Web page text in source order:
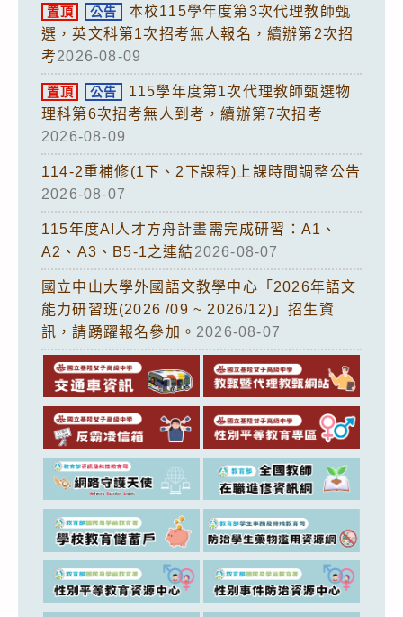
置頂 公告
本校115學年度第3次代理教師甄
選，英文科第1次招考無人報名，續辦第2次招
考2026-08-09
置頂 公告
115學年度第1次代理教師甄選物
理科第6次招考無人到考，續辦第7次招考
2026-08-09
114-2重補修(1下、2下課程)上課時間調整公告
2026-08-07
115年度AI人才方舟計畫需完成研習：A1、
A2、A3、B5-1之連結2026-08-07
國立中山大學外國語文教學中心「2026年語文
能力研習班(2026 /09 ~ 2026/12)」招生資
訊，請踴躍報名參加。 2026-08-07